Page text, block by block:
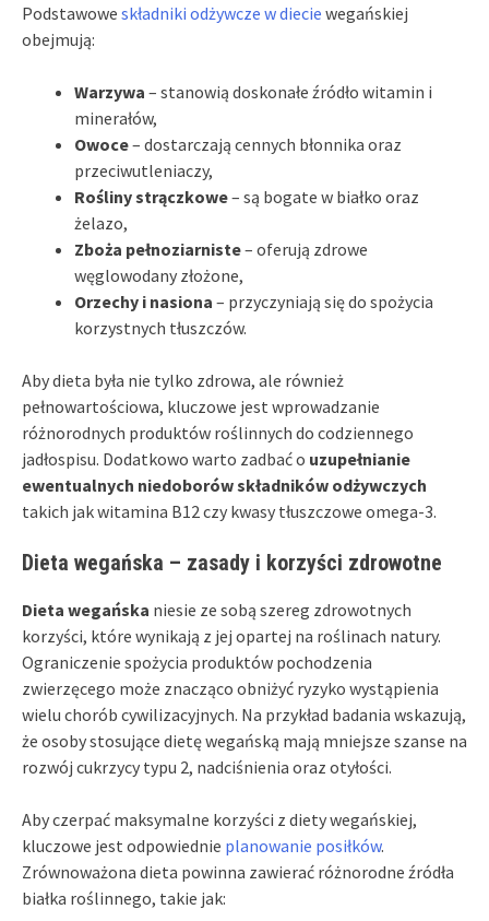
Podstawowe składniki odżywcze w diecie wegańskiej
obejmują:
Warzywa – stanowią doskonałe źródło witamin i
minerałów,
Owoce– dostarczają cennych błonnika oraz
przeciwutleniaczy,
Rośliny strączkowe– są bogate w białko oraz
żelazo,
Zboża pełnoziarniste– oferują zdrowe
węglowodany złożone,
Orzechy i nasiona – przyczyniają się do spożycia
korzystnych tłuszczów.
Aby dieta była nie tylko zdrowa, ale również
pełnowartościowa, kluczowe jest wprowadzanie
różnorodnych produktów roślinnych do codziennego
jadłospisu. Dodatkowo warto zadbać o uzupełnianie
ewentualnych niedoborów składników odżywczych
takich jak witamina B12 czy kwasy tłuszczowe omega-3.
Dieta wegańska – zasady i korzyści zdrowotne
Dieta wegańska niesie ze sobą szereg zdrowotnych
korzyści, które wynikają z jej opartej na roślinach natury.
Ograniczenie spożycia produktów pochodzenia
zwierzęcego może znacząco obniżyć ryzyko wystąpienia
wielu chorób cywilizacyjnych. Na przykład badania wskazują,
że osoby stosujące dietę wegańską mają mniejsze szanse na
rozwój cukrzycy typu 2, nadciśnienia oraz otyłości.
Aby czerpać maksymalne korzyści z diety wegańskiej,
kluczowe jest odpowiednie planowanie posiłków.
Zrównoważona dieta powinna zawierać różnorodne źródła
białka roślinnego, takie jak: